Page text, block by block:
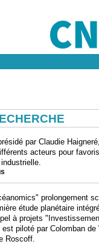
par Claudie
acteurs pour
prolongement
étude planétaire
à projets
piloté par Colomban
Roscoff.